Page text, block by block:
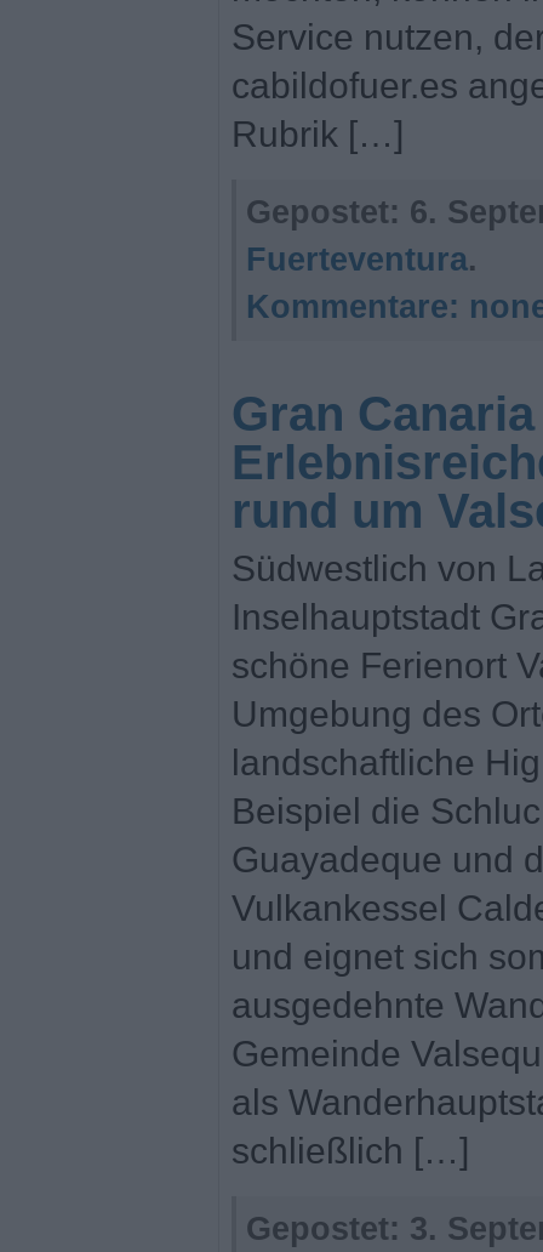
Service nutzen,
cabildofuer.es
Rubrik […]
Gepostet: 6.
Fuerteventura.
Kommentare:
Gran
rund um
Südwestlich von
Inselhauptstadt
schöne Ferienort
Umgebung des
landschaftliche
Beispiel die
Guayadeque und
Vulkankessel
und eignet sich
ausgedehnte
Gemeinde
als
schließlich […]
Gepostet: 3.